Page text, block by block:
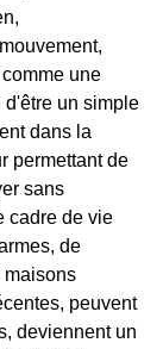
une
un simple
dans la
permettant de
sans
cadre de vie
de
maisons
peuvent
deviennent un